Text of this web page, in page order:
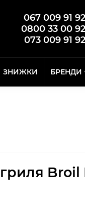
067 009 91 92
0800 33 00 92
073 009 91 92
ЗНИЖКИ БРЕНДИ
Broil